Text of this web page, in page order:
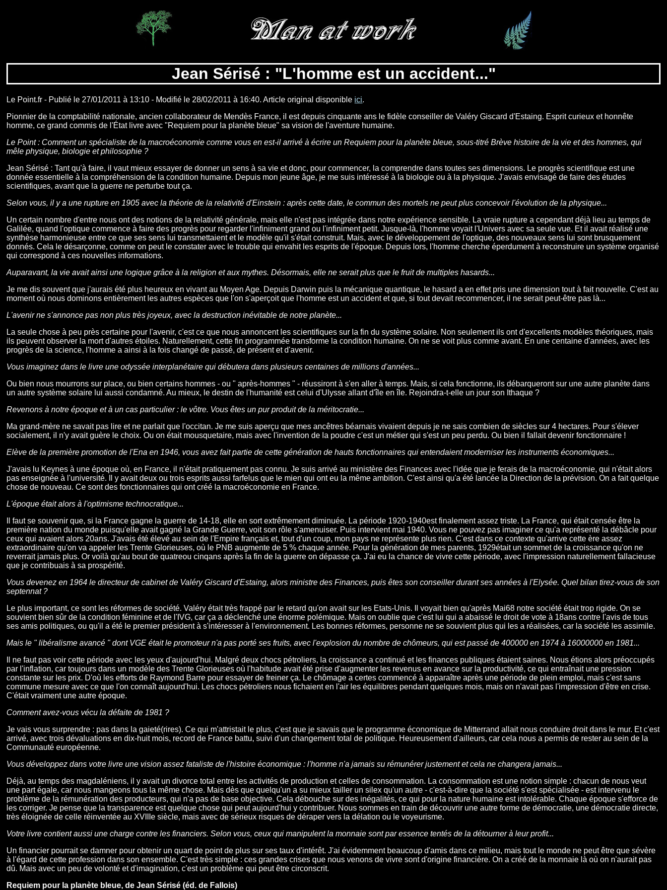
Jean Sérisé : "L'homme est un accident..."
Le Point.fr - Publié le 27/01/2011 à 13:10 - Modifié le 28/02/2011 à 16:40. Article original disponible ici.
Pionnier de la comptabilité nationale, ancien collaborateur de Mendès France, il est depuis cinquante ans le fidèle conseiller de Valéry Giscard d'Estaing. Esprit curieux et honnête
homme, ce grand commis de l'État livre avec "Requiem pour la planète bleue" sa vision de l'aventure humaine.
Le Point : Comment un spécialiste de la macroéconomie comme vous en est-il arrivé à écrire un Requiem pour la planète bleue, sous-titré Brève histoire de la vie et des hommes, qui
mêle physique, biologie et philosophie ?
Jean Sérisé : Tant qu'à faire, il vaut mieux essayer de donner un sens à sa vie et donc, pour commencer, la comprendre dans toutes ses dimensions. Le progrès scientifique est une
donnée essentielle à la compréhension de la condition humaine. Depuis mon jeune âge, je me suis intéressé à la biologie ou à la physique. J'avais envisagé de faire des études
scientifiques, avant que la guerre ne perturbe tout ça.
Selon vous, il y a une rupture en 1905 avec la théorie de la relativité d'Einstein : après cette date, le commun des mortels ne peut plus concevoir l'évolution de la physique...
Un certain nombre d'entre nous ont des notions de la relativité générale, mais elle n'est pas intégrée dans notre expérience sensible. La vraie rupture a cependant déjà lieu au temps de
Galilée, quand l'optique commence à faire des progrès pour regarder l'infiniment grand ou l'infiniment petit. Jusque-là, l'homme voyait l'Univers avec sa seule vue. Et il avait réalisé une
synthèse harmonieuse entre ce que ses sens lui transmettaient et le modèle qu'il s'était construit. Mais, avec le développement de l'optique, des nouveaux sens lui sont brusquement
donnés. Cela le désarçonne, comme on peut le constater avec le trouble qui envahit les esprits de l'époque. Depuis lors, l'homme cherche éperdument à reconstruire un système organisé
qui correspond à ces nouvelles informations.
Auparavant, la vie avait ainsi une logique grâce à la religion et aux mythes. Désormais, elle ne serait plus que le fruit de multiples hasards...
Je me dis souvent que j'aurais été plus heureux en vivant au Moyen Age. Depuis Darwin puis la mécanique quantique, le hasard a en effet pris une dimension tout à fait nouvelle. C'est au
moment où nous dominons entièrement les autres espèces que l'on s'aperçoit que l'homme est un accident et que, si tout devait recommencer, il ne serait peut-être pas là...
L'avenir ne s'annonce pas non plus très joyeux, avec la destruction inévitable de notre planète...
La seule chose à peu près certaine pour l'avenir, c'est ce que nous annoncent les scientifiques sur la fin du système solaire. Non seulement ils ont d'excellents modèles théoriques, mais
ils peuvent observer la mort d'autres étoiles. Naturellement, cette fin programmée transforme la condition humaine. On ne se voit plus comme avant. En une centaine d'années, avec les
progrès de la science, l'homme a ainsi à la fois changé de passé, de présent et d'avenir.
Vous imaginez dans le livre une odyssée interplanétaire qui débutera dans plusieurs centaines de millions d'années...
Ou bien nous mourrons sur place, ou bien certains hommes - ou " après-hommes " - réussiront à s'en aller à temps. Mais, si cela fonctionne, ils débarqueront sur une autre planète dans
un autre système solaire lui aussi condamné. Au mieux, le destin de l'humanité est celui d'Ulysse allant d'île en île. Rejoindra-t-elle un jour son Ithaque ?
Revenons à notre époque et à un cas particulier : le vôtre. Vous êtes un pur produit de la méritocratie...
Ma grand-mère ne savait pas lire et ne parlait que l'occitan. Je me suis aperçu que mes ancêtres béarnais vivaient depuis je ne sais combien de siècles sur 4 hectares. Pour s'élever
socialement, il n'y avait guère le choix. Ou on était mousquetaire, mais avec l'invention de la poudre c'est un métier qui s'est un peu perdu. Ou bien il fallait devenir fonctionnaire !
Elève de la première promotion de l'Ena en 1946, vous avez fait partie de cette génération de hauts fonctionnaires qui entendaient moderniser les instruments économiques...
J'avais lu Keynes à une époque où, en France, il n'était pratiquement pas connu. Je suis arrivé au ministère des Finances avec l'idée que je ferais de la macroéconomie, qui n'était alors
pas enseignée à l'université. Il y avait deux ou trois esprits aussi farfelus que le mien qui ont eu la même ambition. C'est ainsi qu'a été lancée la Direction de la prévision. On a fait quelque
chose de nouveau. Ce sont des fonctionnaires qui ont créé la macroéconomie en France.
L'époque était alors à l'optimisme technocratique...
Il faut se souvenir que, si la France gagne la guerre de 14-18, elle en sort extrêmement diminuée. La période 1920-1940est finalement assez triste. La France, qui était censée être la
première nation du monde puisqu'elle avait gagné la Grande Guerre, voit son rôle s'amenuiser. Puis intervient mai 1940. Vous ne pouvez pas imaginer ce qu'a représenté la débâcle pour
ceux qui avaient alors 20ans. J'avais été élevé au sein de l'Empire français et, tout d'un coup, mon pays ne représente plus rien. C'est dans ce contexte qu'arrive cette ère assez
extraordinaire qu'on va appeler les Trente Glorieuses, où le PNB augmente de 5 % chaque année. Pour la génération de mes parents, 1929était un sommet de la croissance qu'on ne
reverrait jamais plus. Or voilà qu'au bout de quatreou cinqans après la fin de la guerre on dépasse ça. J'ai eu la chance de vivre cette période, avec l'impression naturellement fallacieuse
que je contribuais à sa prospérité.
Vous devenez en 1964 le directeur de cabinet de Valéry Giscard d'Estaing, alors ministre des Finances, puis êtes son conseiller durant ses années à l'Elysée. Quel bilan tirez-vous de son
septennat ?
Le plus important, ce sont les réformes de société. Valéry était très frappé par le retard qu'on avait sur les Etats-Unis. Il voyait bien qu'après Mai68 notre société était trop rigide. On se
souvient bien sûr de la condition féminine et de l'IVG, car ça a déclenché une énorme polémique. Mais on oublie que c'est lui qui a abaissé le droit de vote à 18ans contre l'avis de tous
ses amis politiques, ou qu'il a été le premier président à s'intéresser à l'environnement. Les bonnes réformes, personne ne se souvient plus qui les a réalisées, car la société les assimile.
Mais le " libéralisme avancé " dont VGE était le promoteur n'a pas porté ses fruits, avec l'explosion du nombre de chômeurs, qui est passé de 400000 en 1974 à 16000000 en 1981...
Il ne faut pas voir cette période avec les yeux d'aujourd'hui. Malgré deux chocs pétroliers, la croissance a continué et les finances publiques étaient saines. Nous étions alors préoccupés
par l'inflation, car toujours dans un modèle des Trente Glorieuses où l'habitude avait été prise d'augmenter les revenus en avance sur la productivité, ce qui entraînait une pression
constante sur les prix. D'où les efforts de Raymond Barre pour essayer de freiner ça. Le chômage a certes commencé à apparaître après une période de plein emploi, mais c'est sans
commune mesure avec ce que l'on connaît aujourd'hui. Les chocs pétroliers nous fichaient en l'air les équilibres pendant quelques mois, mais on n'avait pas l'impression d'être en crise.
C'était vraiment une autre époque.
Comment avez-vous vécu la défaite de 1981 ?
Je vais vous surprendre : pas dans la gaieté(rires). Ce qui m'attristait le plus, c'est que je savais que le programme économique de Mitterrand allait nous conduire droit dans le mur. Et c'est
arrivé, avec trois dévaluations en dix-huit mois, record de France battu, suivi d'un changement total de politique. Heureusement d'ailleurs, car cela nous a permis de rester au sein de la
Communauté européenne.
Vous développez dans votre livre une vision assez fataliste de l'histoire économique : l'homme n'a jamais su rémunérer justement et cela ne changera jamais...
Déjà, au temps des magdaléniens, il y avait un divorce total entre les activités de production et celles de consommation. La consommation est une notion simple : chacun de nous veut
une part égale, car nous mangeons tous la même chose. Mais dès que quelqu'un a su mieux tailler un silex qu'un autre - c'est-à-dire que la société s'est spécialisée - est intervenu le
problème de la rémunération des producteurs, qui n'a pas de base objective. Cela débouche sur des inégalités, ce qui pour la nature humaine est intolérable. Chaque époque s'efforce de
les corriger. Je pense que la transparence est quelque chose qui peut aujourd'hui y contribuer. Nous sommes en train de découvrir une autre forme de démocratie, une démocratie directe,
très éloignée de celle réinventée au XVIIIe siècle, mais avec de sérieux risques de déraper vers la délation ou le voyeurisme.
Votre livre contient aussi une charge contre les financiers. Selon vous, ceux qui manipulent la monnaie sont par essence tentés de la détourner à leur profit...
Un financier pourrait se damner pour obtenir un quart de point de plus sur ses taux d'intérêt. J'ai évidemment beaucoup d'amis dans ce milieu, mais tout le monde ne peut être que sévère
à l'égard de cette profession dans son ensemble. C'est très simple : ces grandes crises que nous venons de vivre sont d'origine financière. On a créé de la monnaie là où on n'aurait pas
dû. Mais avec un peu de volonté et d'imagination, c'est un problème qui peut être circonscrit.
Requiem pour la planète bleue, de Jean Sérisé (éd. de Fallois)